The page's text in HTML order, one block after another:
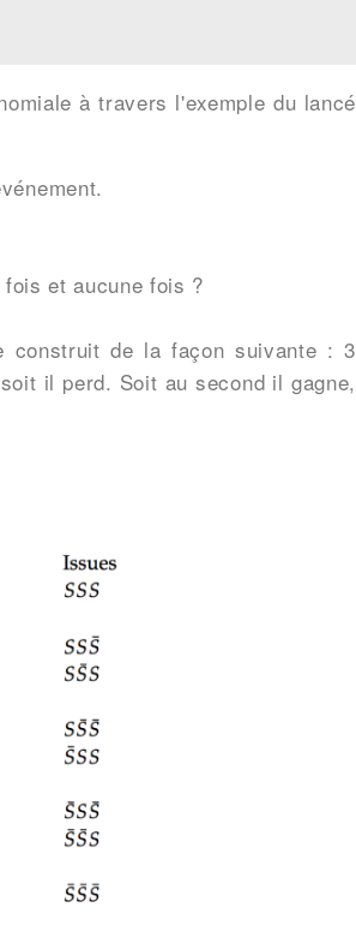
à travers l'exemple du lancé
et aucune fois ?
construit de la façon suivante : 3
il perd. Soit au second il gagne,